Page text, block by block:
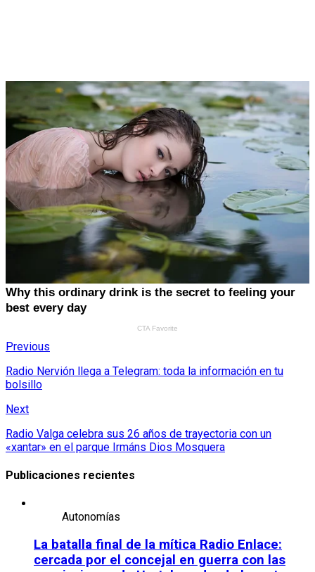
Previous
Radio Nervión llega a Telegram: toda la información en tu
bolsillo
Next
Radio Valga celebra sus 26 años de trayectoria con un
«xantar» en el parque Irmáns Dios Mosquera
Publicaciones recientes
Autonomías
La batalla final de la mítica Radio Enlace:
cercada por el concejal en guerra con las